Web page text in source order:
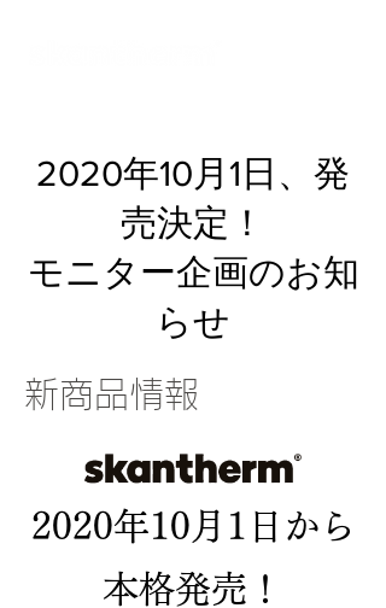
2020年10月1日、発
売決定！
モニター企画のお知
らせ
新商品情報
2020年10月1日から
本格発売！